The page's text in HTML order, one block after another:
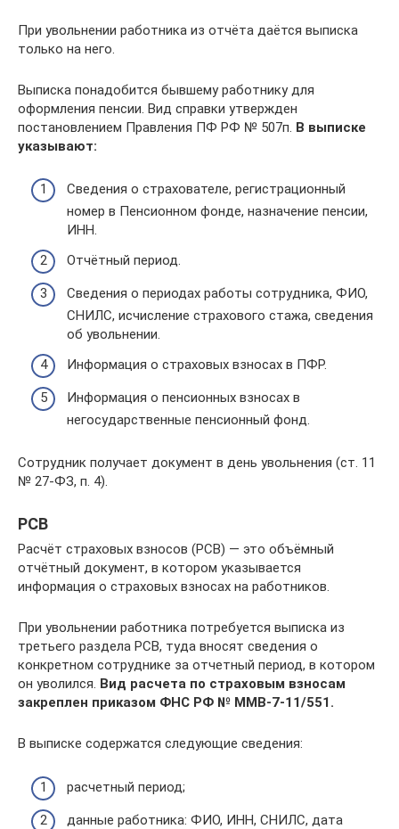
При увольнении работника из отчёта даётся выписка
только на него.
Выписка понадобится бывшему работнику для
оформления пенсии. Вид справки утвержден
постановлением Правления ПФ РФ № 507п. В выписке
указывают:
Сведения о страхователе, регистрационный
номер в Пенсионном фонде, назначение пенсии,
ИНН.
Отчётный период.
Сведения о периодах работы сотрудника, ФИО,
СНИЛС, исчисление страхового стажа, сведения
об увольнении.
Информация о страховых взносах в ПФР.
Информация о пенсионных взносах в
негосударственные пенсионный фонд.
Сотрудник получает документ в день увольнения (ст. 11
№ 27-ФЗ, п. 4).
РСВ
Расчёт страховых взносов (РСВ) — это объёмный
отчётный документ, в котором указывается
информация о страховых взносах на работников.
При увольнении работника потребуется выписка из
третьего раздела РСВ, туда вносят сведения о
конкретном сотруднике за отчетный период, в котором
он уволился. Вид расчета по страховым взносам
закреплен приказом ФНС РФ № ММВ-7-11/551.
В выписке содержатся следующие сведения:
расчетный период;
данные работника: ФИО, ИНН, СНИЛС, дата